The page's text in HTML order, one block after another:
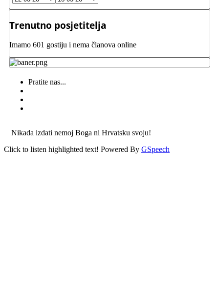
Trenutno posjetitelja
Imamo 601 gostiju i nema članova online
Pratite nas...
Nikada izdati nemoj Boga ni Hrvatsku svoju!
Click to listen highlighted text! Powered By GSpeech